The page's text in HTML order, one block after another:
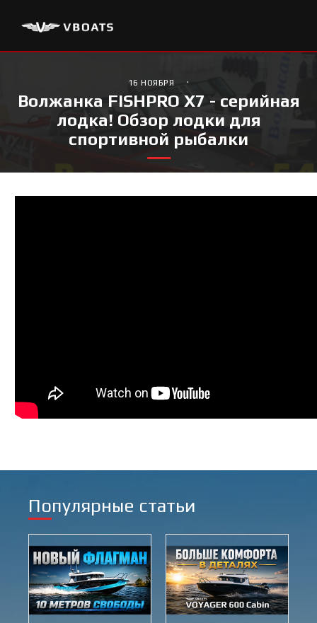
16 НОЯБРЯ ·
Волжанка FISHPRO X7 - серийная
лодка! Обзор лодки для
спортивной рыбалки
Популярные статьи